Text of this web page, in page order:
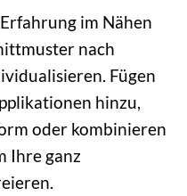
im Nähen
nach
Fügen
hinzu,
oder kombinieren
Ihre ganz